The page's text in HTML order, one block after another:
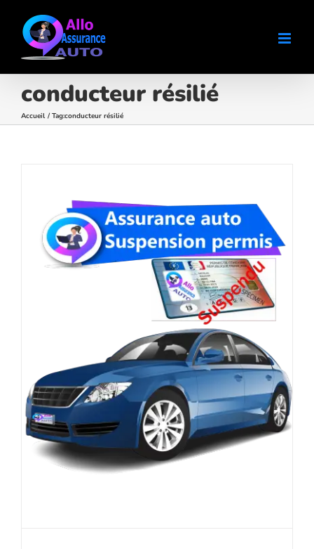
contenu
conducteur résilié
Accueil Tag:conducteur résilié